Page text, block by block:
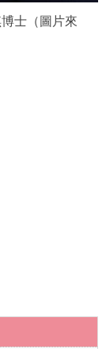
士（圖片來